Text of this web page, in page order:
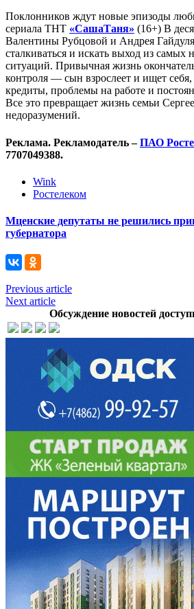
Поклонников ждут новые эпизоды
сериала ТНТ «СашаТаня» (16+) В
Валентины Рубцовой и Андрея
сталкиваться и искать выход из самых
ситуаций. Привычная жизнь
контроля — сын взрослеет и ищет себя,
кредиты, проблемы на работе и
Все это превращает жизнь семьи
недоразумений.
Реклама. Рекламодатель –ПАО
7707049388.
Wink
Ростелеком
Мценские депутаты не решились
губернатора
Previous article
Next article
Обсуждение новостей